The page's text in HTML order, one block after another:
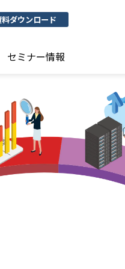
ダウンロード
セミナー情報